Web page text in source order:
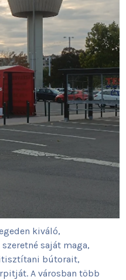
kiváló,
saját maga,
bútorait,
A városban több